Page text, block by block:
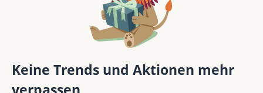
dass dein Kind bequem und stilvoll schläft - von den
Babyjahren bis weit in die Kindheit hinein.
und erlebe die Vielseitigkeit und Langlebigkeit dieses
wunderbaren Designs.
Bewertung schreiben
Keine Trends und Aktionen mehr